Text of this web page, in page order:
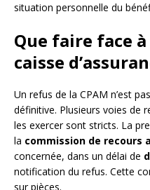
situation personnelle du
Que faire face
caisse
Un refus de la CPAM n’est
définitive. Plusieurs voies de
les exercer sont stricts. La
la commission de recours
concernée, dans un délai de
notification du refus. Cette
sur pièces.